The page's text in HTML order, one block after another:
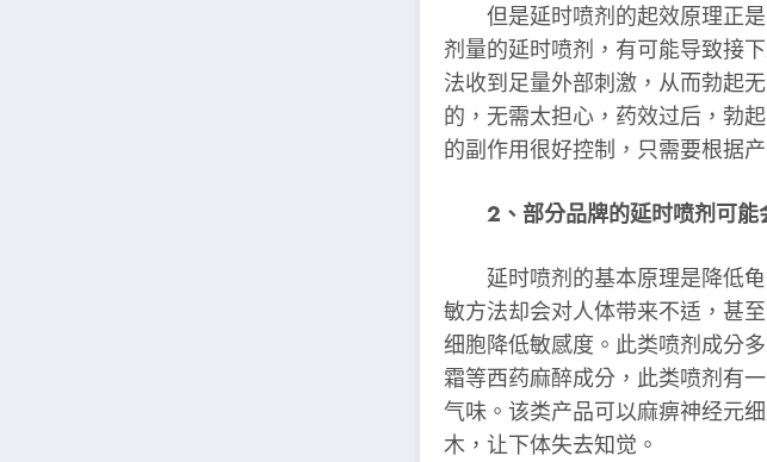
但是延时喷剂的起效原理正是
剂量的延时喷剂，有可能导致接
法收到足量外部刺激，从而勃起
的，无需太担心，药效过后，勃
的副作用很好控制，只需要根据
2、部分品牌的延时喷剂可
延时喷剂的基本原理是降低龟
敏方法却会对人体带来不适，甚
细胞降低敏感度。此类喷剂成分
霜等西药麻醉成分，此类喷剂有
气味。该类产品可以麻痹神经元
木，让下体失去知觉。